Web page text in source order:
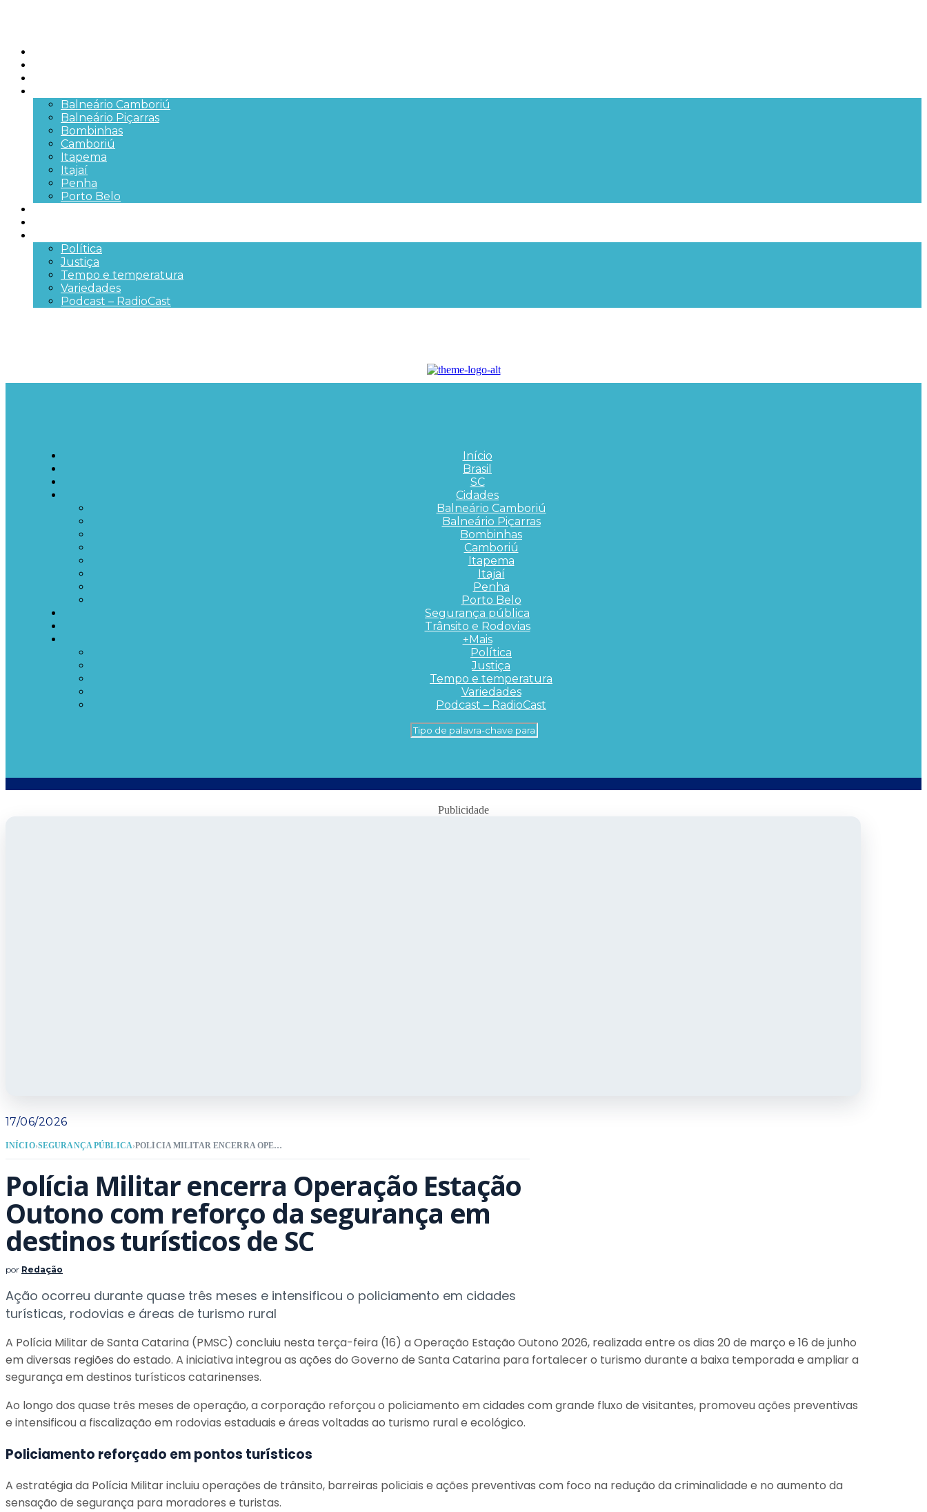
Balneário Camboriú
Balneário Piçarras
Bombinhas
Camboriú
Itapema
Itajaí
Penha
Porto Belo
Política
Justiça
Tempo e temperatura
Variedades
Podcast – RadioCast
Início
Brasil
SC
Cidades
Balneário Camboriú
Balneário Piçarras
Bombinhas
Camboriú
Itapema
Itajaí
Penha
Porto Belo
Segurança pública
Trânsito e Rodovias
+Mais
Política
Justiça
Tempo e temperatura
Variedades
Podcast – RadioCast
Publicidade
17/06/2026
INÍCIO›SEGURANÇA PÚBLICA› POLÍCIA MILITAR ENCERRA OPERAÇÃO ESTAÇÃO OUTONO COM REFORÇO DA SEGURANÇA EM DESTINOS TURÍSTICOS DE SC
Polícia Militar encerra Operação Estação
Outono com reforço da segurança em
destinos turísticos de SC
por Redação
Ação ocorreu durante quase três meses e intensificou o policiamento em cidades
turísticas, rodovias e áreas de turismo rural
A Polícia Militar de Santa Catarina (PMSC) concluiu nesta terça-feira (16) a Operação Estação Outono 2026, realizada entre os dias 20 de março e 16 de junho
em diversas regiões do estado. A iniciativa integrou as ações do Governo de Santa Catarina para fortalecer o turismo durante a baixa temporada e ampliar a
segurança em destinos turísticos catarinenses.
Ao longo dos quase três meses de operação, a corporação reforçou o policiamento em cidades com grande fluxo de visitantes, promoveu ações preventivas
e intensificou a fiscalização em rodovias estaduais e áreas voltadas ao turismo rural e ecológico.
Policiamento reforçado em pontos turísticos
A estratégia da Polícia Militar incluiu operações de trânsito, barreiras policiais e ações preventivas com foco na redução da criminalidade e no aumento da
sensação de segurança para moradores e turistas.